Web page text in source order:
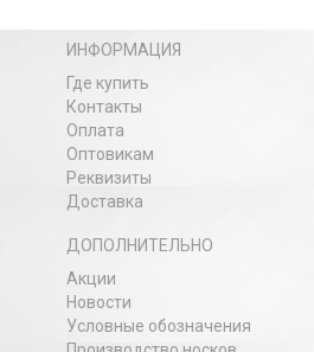
ИНФОРМАЦИЯ
Где купить
Контакты
Оплата
Оптовикам
Реквизиты
Доставка
ДОПОЛНИТЕЛЬНО
Акции
Новости
Условные обозначения